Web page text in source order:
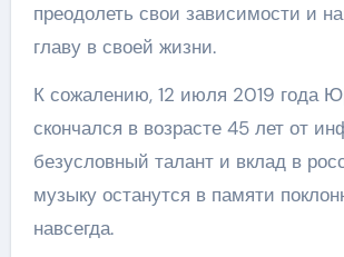
преодолеть свои зависимости и
главу в своей жизни.
К сожалению, 12 июля 2019 года
скончался в возрасте 45 лет от
безусловный талант и вклад в
музыку останутся в памяти
навсегда.